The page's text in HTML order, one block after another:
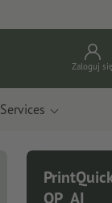
Zaloguj się
Services
OP_AI